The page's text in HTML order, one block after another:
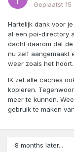
Geplaatst 15
Hartelijk dank voor
al een poi-directory
dacht daarom dat
nu zelf aangemaakt
weer zoals het hoort.
IK zet alle caches
kopieren.
meer te kunnen.
gebruik te maken
8 months later...